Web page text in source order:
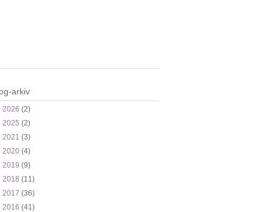
arkiv
2026 (2)
2025 (2)
2021 (3)
2020 (4)
2019 (9)
2018 (11)
2017 (36)
2016 (41)